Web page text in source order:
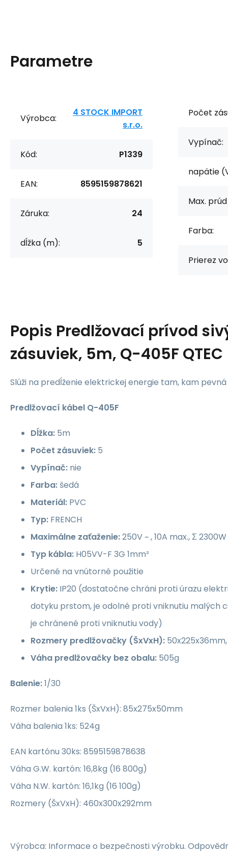
Parametre
Výrobca:
4 STOCK IMPORT
s.r.o.
Kód: P1339
EAN: 8595159878621
Záruka: 24
dĺžka (m): 5
Počet
Vypínač:
napätie
Max.
Farba:
Prierez
Popis Predlžovací prívod
zásuviek, 5m, Q-405F QTEC
Slúži na predĺženie elektrickej energie tam, kam
Predlžovací kábel Q-405F
Dĺžka: 5m
Počet zásuviek: 5
Vypínač: nie
Farba: šedá
Materiál: PVC
Typ: FRENCH
Maximálne zaťaženie:250V ~ , 10A max., Σ
Typ kábla: H05VV-F 3G 1mm²
Určené na vnútorné použitie
Krytie: IP20 (dostatočne chráni proti úrazu
dotyku prstom, je odolné proti vniknutiu malých
je chránené proti vniknutiu vody)
Rozmery predlžovačky (ŠxVxH):
Váha predlžovačky bez obalu: 505g
Balenie:1/30
Rozmer balenia 1ks (ŠxVxH): 85x275x50mm
Váha balenia 1ks: 524g
EAN kartónu 30ks: 8595159878638
Váha G.W. kartón: 16,8kg (16 800g)
Váha N.W. kartón: 16,1kg (16 100g)
Rozmery (ŠxVxH): 460x300x292mm
Výrobca: Informace o bezpečnosti výrobku.